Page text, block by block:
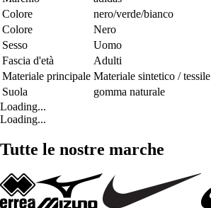
Colore
nero/verde/bianco
Colore
Nero
Sesso
Uomo
Fascia d'età
Adulti
Materiale principale Materiale sintetico / tessile
Suola
gomma naturale
Loading...
Loading...
Tutte le nostre marche